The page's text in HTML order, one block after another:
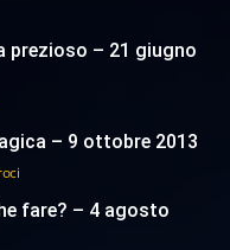
prezioso – 21 giugno
– 9 ottobre 2013
fare? – 4 agosto